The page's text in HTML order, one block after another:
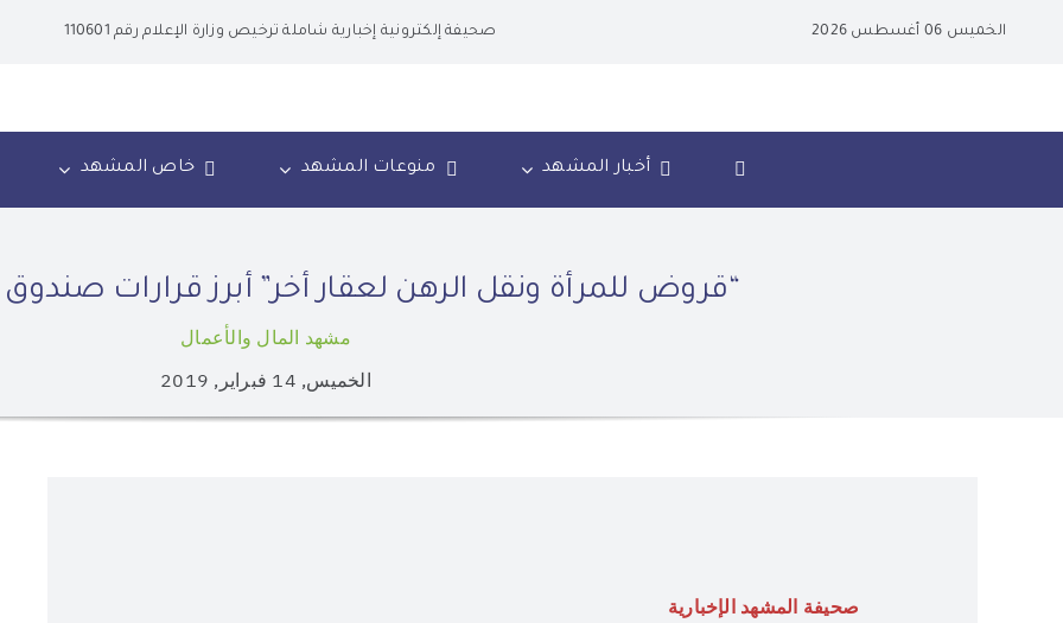
الخميس 06 أغسطس 2026 صحيفة إلكترونية إخبارية شاملة ترخيص وزارة الإعلام رقم 110601
أخبار المشهد منوعات المشهد خاص المشهد
“قروض للمرأة ونقل الرهن لعقار أخر” أبرز قرارات صندوق
مشهد المال والأعمال
الخميس, 14 فبراير, 2019
صحيفة المشهد الإخبارية